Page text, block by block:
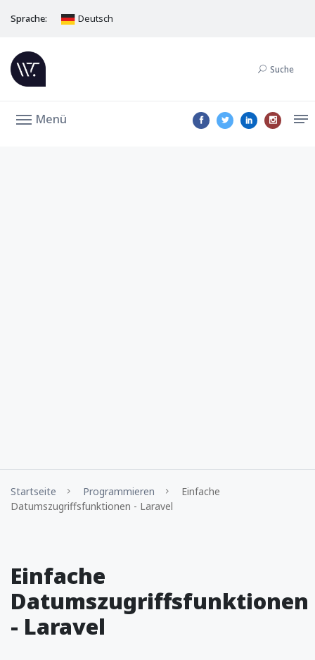
Sprache: Deutsch
Suche
Menü
Startseite Programmieren
Einfache
Datumszugriffsfunktionen - Laravel
Einfache
Datumszugriffsfunktionen
- Laravel